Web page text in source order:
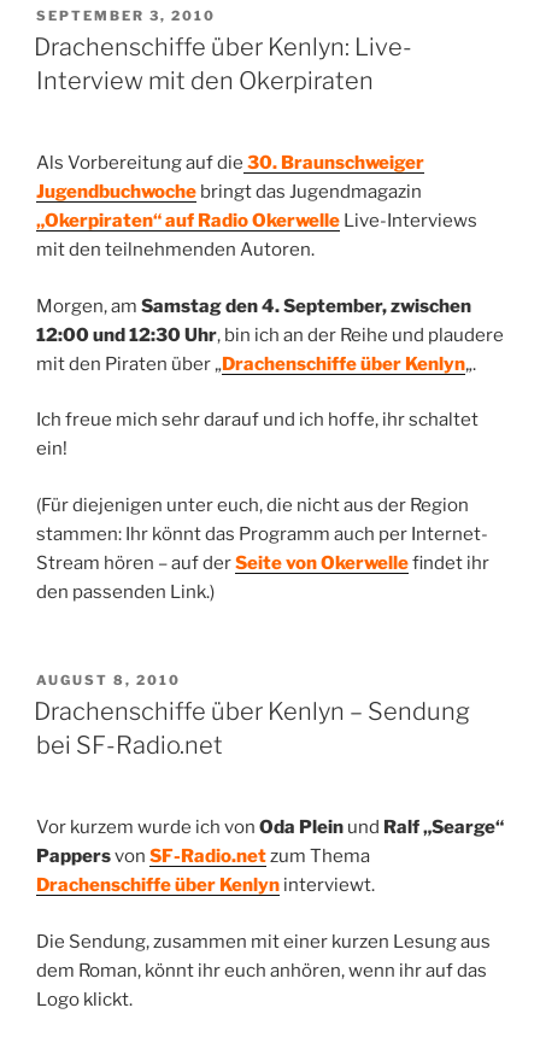
VERÖFFENTLICHT
AM
SEPTEMBER 3, 2010
Drachenschiffe über Kenlyn: Live-
Interview mit den Okerpiraten
Als Vorbereitung auf die 30. Braunschweiger
Jugendbuchwoche bringt das Jugendmagazin
„Okerpiraten“ auf Radio Okerwelle Live-Interviews
mit den teilnehmenden Autoren.
Morgen, am Samstag den 4. September, zwischen
12:00 und 12:30 Uhr, bin ich an der Reihe und plaudere
mit den Piraten über „Drachenschiffe über Kenlyn„.
Ich freue mich sehr darauf und ich hoffe, ihr schaltet
ein!
(Für diejenigen unter euch, die nicht aus der Region
stammen: Ihr könnt das Programm auch per Internet-
Stream hören – auf derSeite von Okerwellefindet ihr
den passenden Link.)
VERÖFFENTLICHT
AM
AUGUST 8, 2010
Drachenschiffe über Kenlyn – Sendung
bei SF-Radio.net
Vor kurzem wurde ich von Oda Plein und Ralf „Searge“
Pappersvon SF-Radio.netzum Thema
Drachenschiffe über Kenlyn interviewt.
Die Sendung, zusammen mit einer kurzen Lesung aus
dem Roman, könnt ihr euch anhören, wenn ihr auf das
Logo klickt.